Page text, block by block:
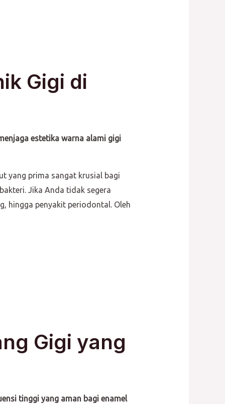
Gigi di
estetika warna alami gigi
yang prima sangat krusial bagi
Jika Anda tidak segera
hingga penyakit periodontal. Oleh
Gigi yang
tinggi yang aman bagi enamel